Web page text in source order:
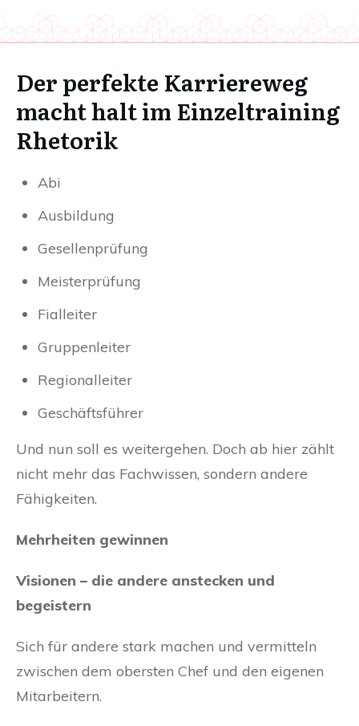
Der perfekte Karriereweg
macht halt im Einzeltraining
Rhetorik
Abi
Ausbildung
Gesellenprüfung
Meisterprüfung
Fialleiter
Gruppenleiter
Regionalleiter
Geschäftsführer
Und nun soll es weitergehen. Doch ab hier zählt
nicht mehr das Fachwissen, sondern andere
Fähigkeiten.
Mehrheiten gewinnen
Visionen – die andere anstecken und
begeistern
Sich für andere stark machen und vermitteln
zwischen dem obersten Chef und den eigenen
Mitarbeitern.